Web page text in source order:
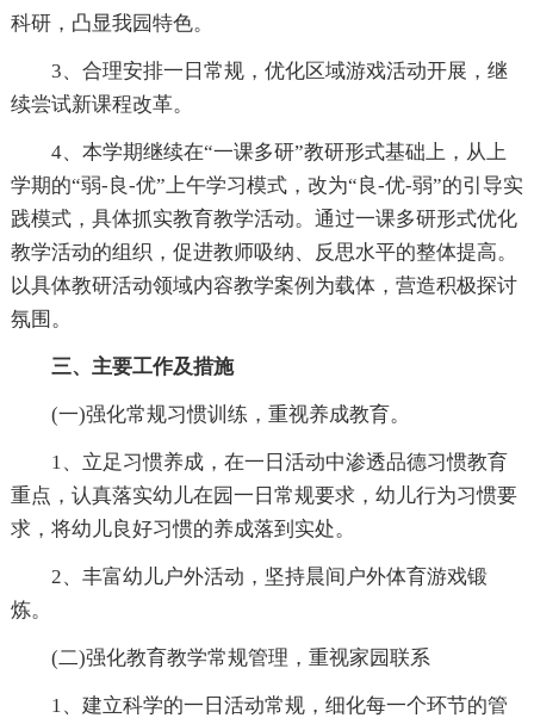
科研，凸显我园特色。
3、合理安排一日常规，优化区域游戏活动开展，继
续尝试新课程改革。
4、本学期继续在“一课多研”教研形式基础上，从上
学期的“弱-良-优”上午学习模式，改为“良-优-弱”的引导实
践模式，具体抓实教育教学活动。通过一课多研形式优化
教学活动的组织，促进教师吸纳、反思水平的整体提高。
以具体教研活动领域内容教学案例为载体，营造积极探讨
氛围。
三、主要工作及措施
(一)强化常规习惯训练，重视养成教育。
1、立足习惯养成，在一日活动中渗透品德习惯教育
重点，认真落实幼儿在园一日常规要求，幼儿行为习惯要
求，将幼儿良好习惯的养成落到实处。
2、丰富幼儿户外活动，坚持晨间户外体育游戏锻
炼。
(二)强化教育教学常规管理，重视家园联系
1、建立科学的一日活动常规，细化每一个环节的管